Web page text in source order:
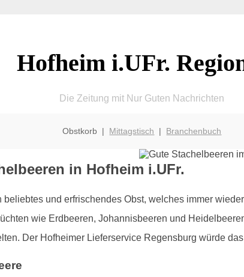
Hofheim i.UFr.
Die Zeitung mit Nur Guten Nachrichten
Obstkorb | Mittagstisch | Branchenbuch
in Hofheim i.UFr.
und erfrischendes Obst, welches immer
wie Erdbeeren, Johannisbeeren und
Der Hofheimer Lieferservice Regensburg würde